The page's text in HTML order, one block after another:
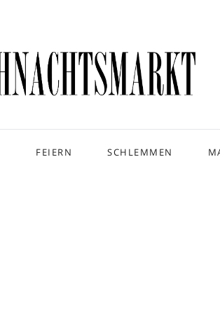
FEIERN SCHLEMMEN